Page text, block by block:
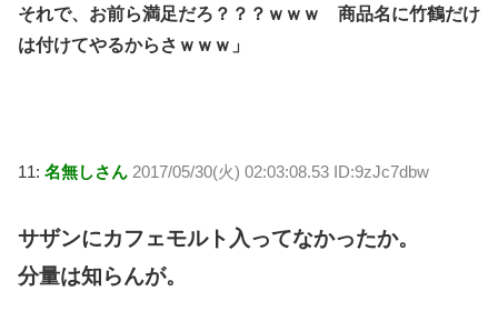
それで、お前ら満足だろ？？？ｗｗｗ 商品名に竹鶴だけ
は付けてやるからさｗｗｗ」
11: 名無しさん 2017/05/30(火) 02:03:08.53 ID:9zJc7dbw
サザンにカフェモルト入ってなかったか。
分量は知らんが。